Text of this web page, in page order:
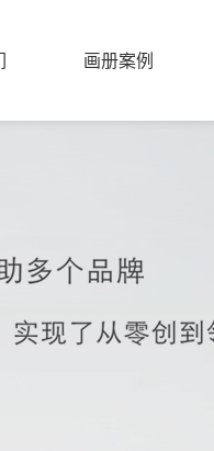
画册案例